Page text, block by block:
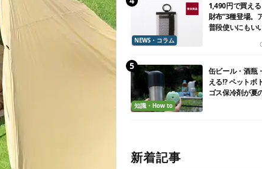
NEWS・コラム
1,490円で買え
財布”3種登場。
普段使いにもい
知識・How to
缶ビール・酒瓶
える!? ペットボ
ゴス保冷剤が夏
新着記事